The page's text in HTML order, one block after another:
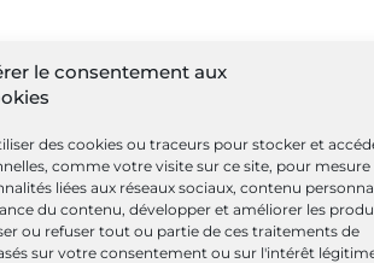
le consentement aux
des cookies ou traceurs pour stocker et
comme votre visite sur ce site, pour mesure
liées aux réseaux sociaux, contenu
du contenu, développer et améliorer les
ou refuser tout ou partie de ces traitements de
sur votre consentement ou sur l'intérêt